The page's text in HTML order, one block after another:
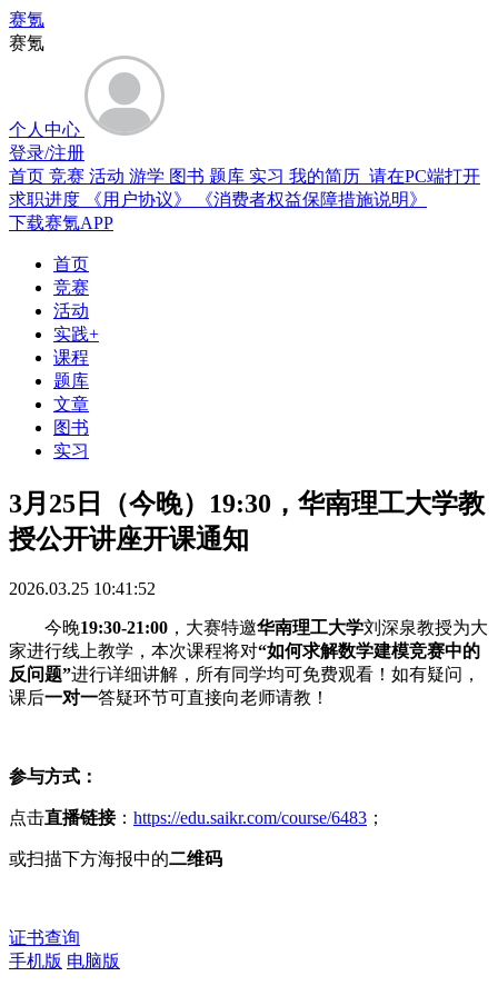
赛氪
赛氪
个人中心
登录/注册
首页 竞赛 活动 游学 图书 题库 实习 我的简历 请在PC端打开
求职进度
《用户协议》
《消费者权益保障措施说明》
下载赛氪APP
首页
竞赛
活动
实践+
课程
题库
文章
图书
实习
3月25日（今晚）19:30，华南理工大学教
授公开讲座开课通知
2026.03.25 10:41:52
今晚19:30-21:00 ，大赛特邀华南理工大学刘深泉教授为大
家进行线上教学，本次课程将对“如何求解数学建模竞赛中的
反问题”进行详细讲解，所有同学均可免费观看！如有疑问，
课后一对一答疑环节可直接向老师请教！
参与方式：
点击直播链接： https://edu.saikr.com/course/6483 ；
或扫描下方海报中的二维码
证书查询
手机版 电脑版